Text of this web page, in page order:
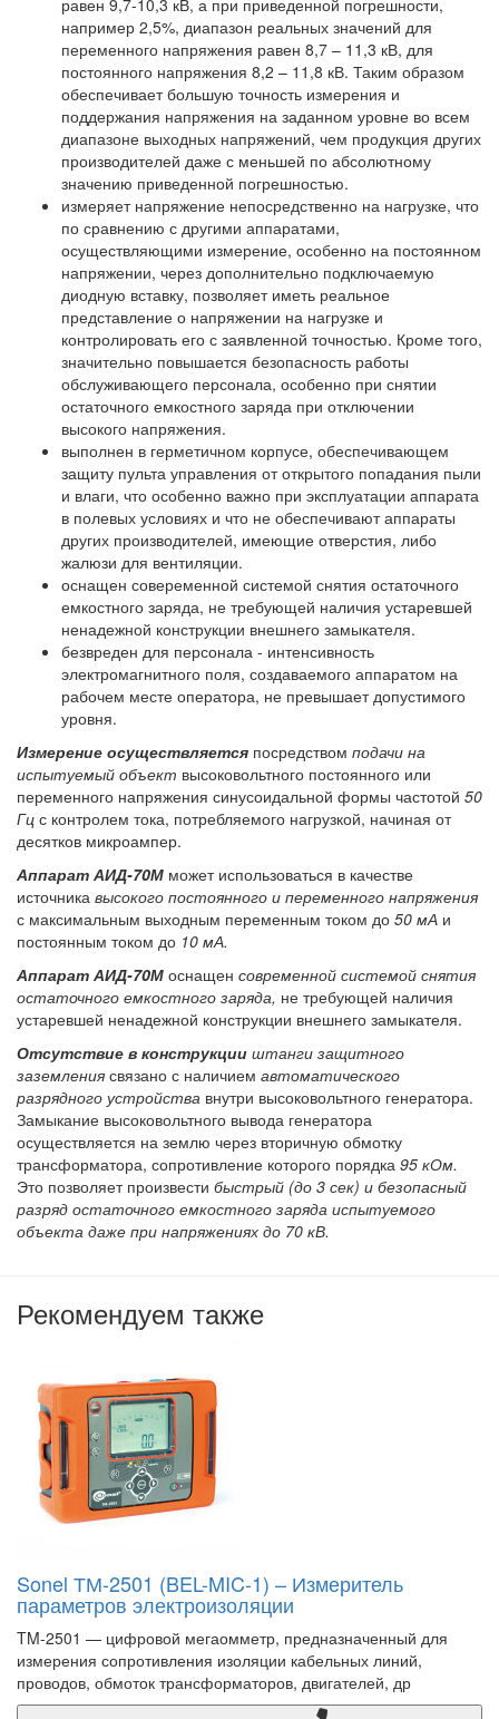
равен 9,7-10,3 кВ, а при приведенной погрешности,
например 2,5%, диапазон реальных значений для
переменного напряжения равен 8,7 – 11,3 кВ, для
постоянного напряжения 8,2 – 11,8 кВ. Таким образом
обеспечивает большую точность измерения и
поддержания напряжения на заданном уровне во всем
диапазоне выходных напряжений, чем продукция других
производителей даже с меньшей по абсолютному
значению приведенной погрешностью.
измеряет напряжение непосредственно на нагрузке, что
по сравнению с другими аппаратами,
осуществляющими измерение, особенно на постоянном
напряжении, через дополнительно подключаемую
диодную вставку, позволяет иметь реальное
представление о напряжении на нагрузке и
контролировать его с заявленной точностью. Кроме того,
значительно повышается безопасность работы
обслуживающего персонала, особенно при снятии
остаточного емкостного заряда при отключении
высокого напряжения.
выполнен в герметичном корпусе, обеспечивающем
защиту пульта управления от открытого попадания пыли
и влаги, что особенно важно при эксплуатации аппарата
в полевых условиях и что не обеспечивают аппараты
других производителей, имеющие отверстия, либо
жалюзи для вентиляции.
оснащен совеременной системой снятия остаточного
емкостного заряда, не требующей наличия устаревшей
ненадежной конструкции внешнего замыкателя.
безвреден для персонала - интенсивность
электромагнитного поля, создаваемого аппаратом на
рабочем месте оператора, не превышает допустимого
уровня.
Измерение осуществляется посредством подачи на
испытуемый объект высоковольтного постоянного или
переменного напряжения синусоидальной формы частотой 50
Гц с контролем тока, потребляемого нагрузкой, начиная от
десятков микроампер.
Аппарат АИД-70М может использоваться в качестве
источника высокого постоянного и переменного напряжения
с максимальным выходным переменным током до 50 мА и
постоянным током до 10 мА.
Аппарат АИД-70М оснащен современной системой снятия
остаточного емкостного заряда, не требующей наличия
устаревшей ненадежной конструкции внешнего замыкателя.
Отсутствие в конструкции штанги защитного
заземления связано с наличием автоматического
разрядного устройства внутри высоковольтного генератора.
Замыкание высоковольтного вывода генератора
осуществляется на землю через вторичную обмотку
трансформатора, сопротивление которого порядка 95 кОм.
Это позволяет произвести быстрый (до 3 сек) и безопасный
разряд остаточного емкостного заряда испытуемого
объекта даже при напряжениях до 70 кВ.
Рекомендуем также
Sonel ТМ-2501 (BEL-MIC-1) – Измеритель
параметров электроизоляции
TM-2501 — цифровой мегаомметр, предназначенный для
измерения сопротивления изоляции кабельных линий,
проводов, обмоток трансформаторов, двигателей, др